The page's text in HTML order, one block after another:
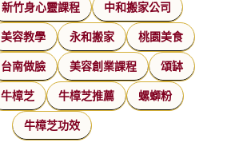
新竹身心靈課程 中和搬家公司
美容教學 永和搬家 桃園美食
台南做臉 美容創業課程 頌缽
牛樟芝 牛樟芝推薦 螺螄粉
牛樟芝功效